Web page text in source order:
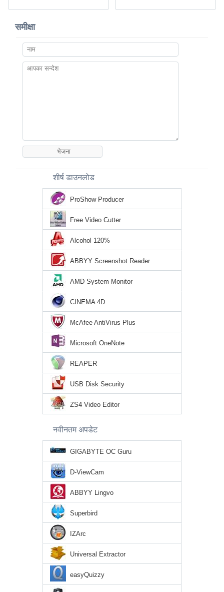
समीक्षा
शीर्ष डाउनलोड
ProShow Producer
Free Video Cutter
Alcohol 120%
ABBYY Screenshot Reader
AMD System Monitor
CINEMA 4D
McAfee AntiVirus Plus
Microsoft OneNote
REAPER
USB Disk Security
ZS4 Video Editor
नवीनतम अपडेट
GIGABYTE OC Guru
D-ViewCam
ABBYY Lingvo
Superbird
IZArc
Universal Extractor
easyQuizzy